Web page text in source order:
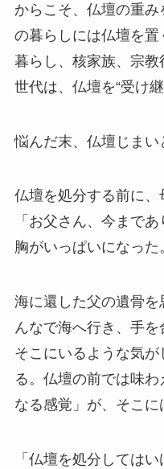
からこそ、仏壇の重
の暮らしには仏壇を
暮らし、核家族、宗
世代は、仏壇を“受け
悩んだ末、仏壇じまい
仏壇を処分する前に、
「お父さん、今まで
胸がいっぱいになった
海に還した父の遺骨
んなで海へ行き、手
そこにいるような気
る。仏壇の前では味
なる感覚」が、そこに
「仏壇を処分しては